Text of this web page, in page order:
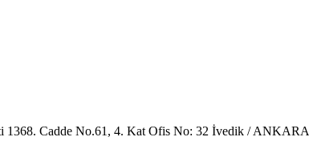
1368. Cadde No.61, 4. Kat Ofis No: 32 İvedik / ANKARA